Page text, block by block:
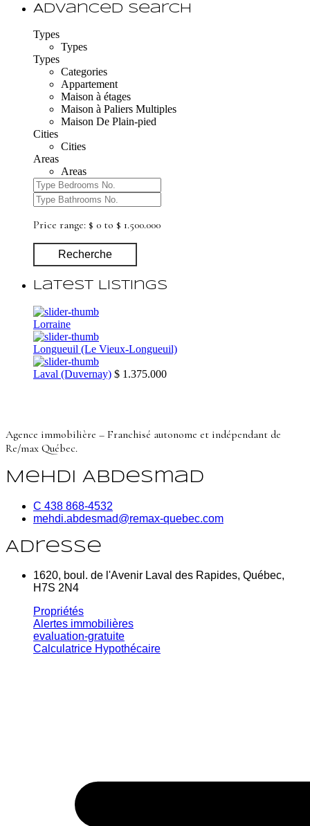
Advanced Search
Types
Types
Types
Categories
Appartement
Maison à étages
Maison à Paliers Multiples
Maison De Plain-pied
Cities
Cities
Areas
Areas
Price range: $ 0 to $ 1.500.000
Recherche
Latest Listings
Lorraine
Longueuil (Le Vieux-Longueuil)
Laval (Duvernay) $ 1.375.000
Agence immobilière – Franchisé autonome et indépendant de
Re/max Québec.
Mehdi Abdesmad
C 438 868-4532
mehdi.abdesmad@remax-quebec.com
Adresse
1620, boul. de l'Avenir Laval des Rapides, Québec,
H7S 2N4
Propriétés
Alertes immobilières
evaluation-gratuite
Calculatrice Hypothécaire